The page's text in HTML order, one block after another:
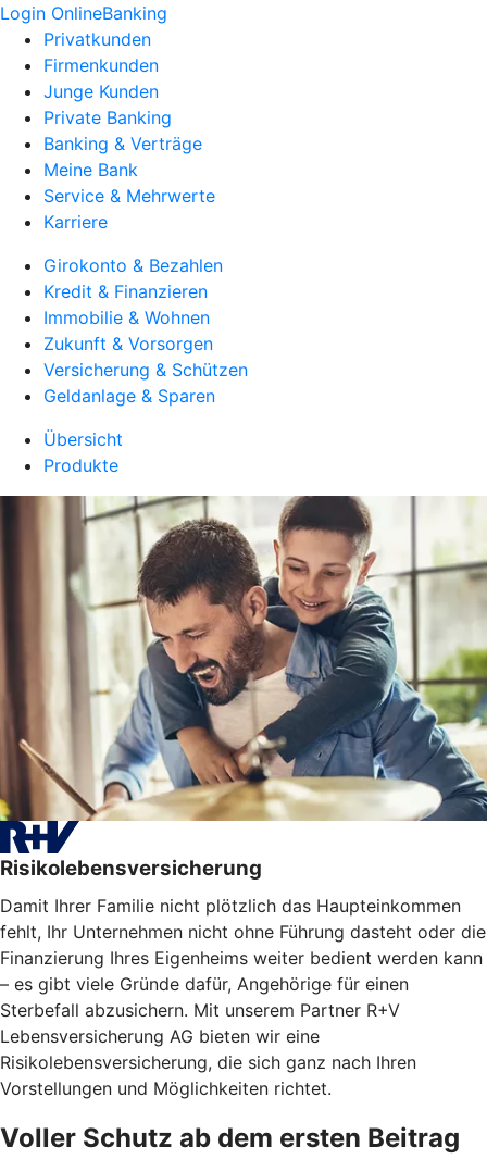
Login OnlineBanking
Privatkunden
Firmenkunden
Junge Kunden
Private Banking
Banking & Verträge
Meine Bank
Service & Mehrwerte
Karriere
Girokonto & Bezahlen
Kredit & Finanzieren
Immobilie & Wohnen
Zukunft & Vorsorgen
Versicherung & Schützen
Geldanlage & Sparen
Übersicht
Produkte
Risikolebensversicherung
Damit Ihrer Familie nicht plötzlich das Haupteinkommen
fehlt, Ihr Unternehmen nicht ohne Führung dasteht oder die
Finanzierung Ihres Eigenheims weiter bedient werden kann
– es gibt viele Gründe dafür, Angehörige für einen
Sterbefall abzusichern. Mit unserem Partner R+V
Lebensversicherung AG bieten wir eine
Risikolebensversicherung, die sich ganz nach Ihren
Vorstellungen und Möglichkeiten richtet.
Voller Schutz ab dem ersten Beitrag